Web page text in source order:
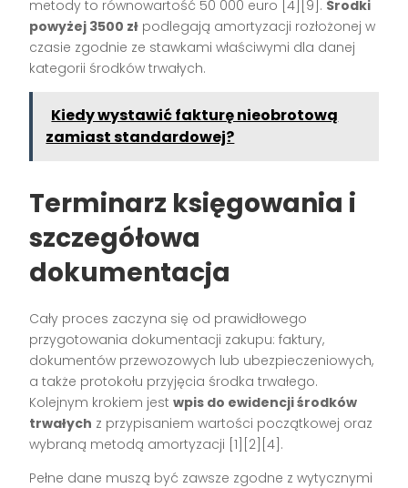
metody to równowartość 50 000 euro [4][9] . Środki
powyżej 3500 zł podlegają amortyzacji rozłożonej w
czasie zgodnie ze stawkami właściwymi dla danej
kategorii środków trwałych.
Kiedy wystawić fakturę nieobrotową
zamiast standardowej?
Terminarz księgowania i
szczegółowa
dokumentacja
Cały proces zaczyna się od prawidłowego
przygotowania dokumentacji zakupu: faktury,
dokumentów przewozowych lub ubezpieczeniowych,
a także protokołu przyjęcia środka trwałego.
Kolejnym krokiem jestwpis do ewidencji środków
trwałych z przypisaniem wartości początkowej oraz
wybraną metodą amortyzacji [1][2][4] .
Pełne dane muszą być zawsze zgodne z wytycznymi